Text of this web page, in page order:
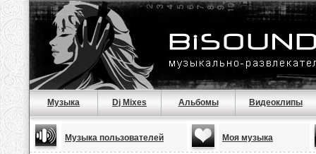
Музыка Dj Mixes Альбомы Видеоклипы
Музыка пользователей Моя музыка